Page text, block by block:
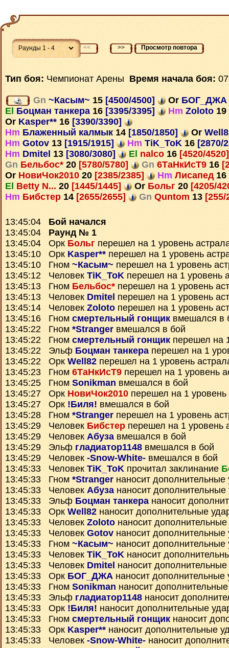
<< >> Просмотр повтора
Тип боя: Чемпионат Арены Время начала боя:
Gn ~Касым~ 15 [4500/4500] Or БОГ_ДЖА
El Боцман танкера 16 [3395/3395] Hm Zoloto 19
Or Kasper** 16 [3390/3390]
Hm Блаженный калмык 14 [1850/1850] Or
Hm Gotov 13 [1915/1915] Hm TiK_ToK 16 [2870/
Hm Dmitel 13 [3080/3080] El nalco 16 [4520/
Gn Бельбос* 20 [5780/5780] Gn 6ТаНкИсТ9 16
Or НовиЧок2010 20 [2385/2385] Hm Лисапед 16
El Betty N... 20 [1445/1445] Or Больг 20 [4205/
Hm Бибстер 14 [2655/2655] Gn Quntom 13
13:45:04 Бой начался
13:45:04 Раунд № 1
13:45:04 Орк Больг перешел на 1 уровень
13:45:10 Орк Kasper** перешел на 1 уровень
13:45:10 Гном ~Касым~ перешел на 1 уровень
13:45:12 Человек TiK_ToK перешел на 1 уровень
13:45:13 Гном Бельбос* перешел на 1 уровень
13:45:13 Человек Dmitel перешел на 1 уровень
13:45:14 Человек Zoloto перешел на 1 уровень
13:45:16 Гном смертельный гонщик вмешался в
13:45:22 Гном *Stranger вмешался в бой
13:45:22 Гном смертельный гонщик перешел на
13:45:22 Эльф Боцман танкера перешел на 1
13:45:22 Орк Well82 перешел на 1 уровень
13:45:23 Гном 6ТаНкИсТ9 перешел на 1 уровень
13:45:25 Гном Sonikman вмешался в бой
13:45:27 Орк НовиЧок2010 перешел на 1 уровень
13:45:27 Орк !Биля! вмешался в бой
13:45:28 Гном *Stranger перешел на 1 уровень
13:45:29 Человек Бибстер перешел на 1 уровень
13:45:29 Человек Абузавмешался в бой
13:45:29 Эльф гладиатор1148 вмешался в бой
13:45:29 Человек -Snow-White- вмешался в бой
13:45:33 Человек TiK_ToK прочитал заклинание
13:45:33 Гном *Stranger наносит дополнительные
13:45:33 Человек Абузананосит дополнительные
13:45:33 Эльф Боцман танкерананосит
13:45:33 Орк Well82 наносит дополнительные
13:45:33 Человек Zoloto наносит
13:45:33 Человек Gotov наносит дополнительные
13:45:33 Гном ~Касым~ наносит дополнительные
13:45:33 Человек TiK_ToK наносит
13:45:33 Человек Dmitel наносит
13:45:33 Орк БОГ_ДЖА наносит дополнительные
13:45:33 Гном Sonikman наносит
13:45:33 Эльф гладиатор1148 наносит
13:45:33 Орк !Биля! наносит дополнительные
13:45:33 Гном смертельный гонщик наносит
13:45:33 Орк Kasper** наносит дополнительные
13:45:33 Человек -Snow-White- наносит